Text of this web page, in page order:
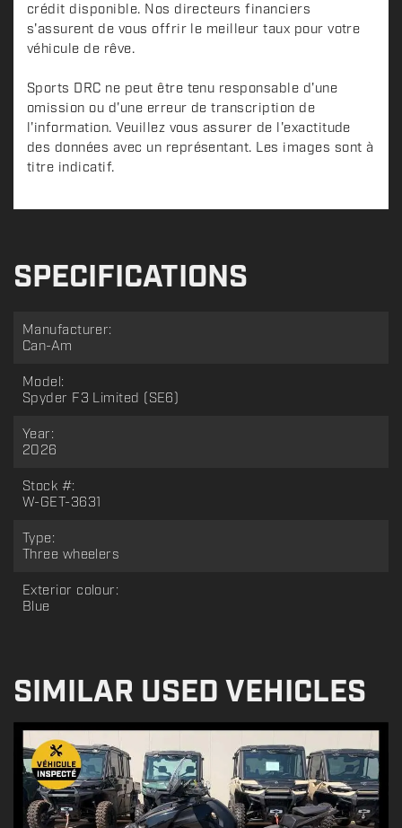
crédit disponible. Nos directeurs financiers
s'assurent de vous offrir le meilleur taux pour votre
véhicule de rêve.
Sports DRC ne peut être tenu responsable d'une
omission ou d'une erreur de transcription de
l'information. Veuillez vous assurer de l'exactitude
des données avec un représentant. Les images sont à
titre indicatif.
SPECIFICATIONS
Manufacturer:
Can-Am
Model:
Spyder F3 Limited (SE6)
Year:
2026
Stock #:
W-GET-3631
Type:
Three wheelers
Exterior colour:
Blue
SIMILAR USED VEHICLES